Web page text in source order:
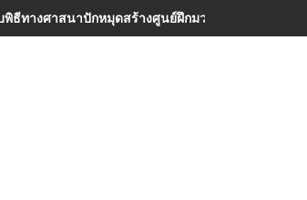
ธีทางศาสนาปักหมุดสร้างศูนย์ฝึกมวยไทยและออกก